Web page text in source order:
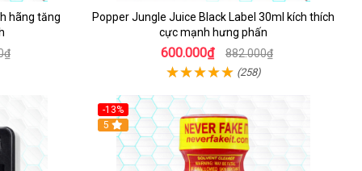
hãng tăng
Popper Jungle Juice Black Label 30ml kích thích
cực mạnh hưng phấn
600.000₫ 882.000₫
(258)
-13%
Hot
5